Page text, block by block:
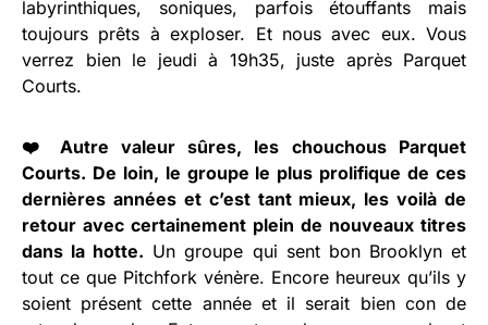
labyrinthiques, soniques, parfois étouffants mais
toujours prêts à exploser. Et nous avec eux. Vous
verrez bien le jeudi à 19h35, juste après Parquet
Courts.
❤️ Autre valeur sûres, les chouchous Parquet
Courts. De loin, le groupe le plus prolifique de ces
dernières années et c’est tant mieux, les voilà de
retour avec certainement plein de nouveaux titres
dans la hotte. Un groupe qui sent bon Brooklyn et
tout ce que Pitchfork vénère. Encore heureux qu’ils y
soient présent cette année et il serait bien con de